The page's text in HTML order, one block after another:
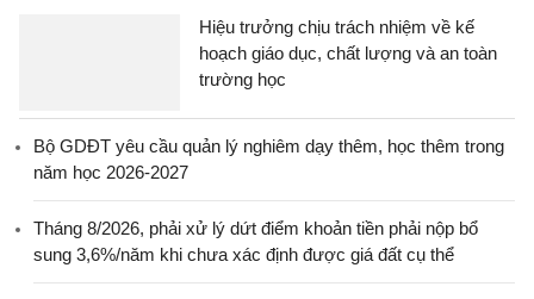
Hiệu trưởng chịu trách nhiệm về kế
hoạch giáo dục, chất lượng và an toàn
trường học
Bộ GDĐT yêu cầu quản lý nghiêm dạy thêm, học thêm trong
năm học 2026-2027
Tháng 8/2026, phải xử lý dứt điểm khoản tiền phải nộp bổ
sung 3,6%/năm khi chưa xác định được giá đất cụ thể